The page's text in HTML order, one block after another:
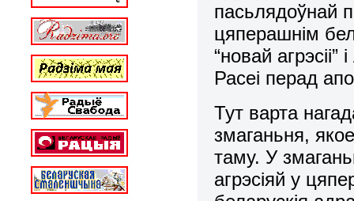
пасьлядоўнай
цяперашнім
“новай
Расеі перад
Тут варта
змаганьня,
таму. У
агрэсіяй у